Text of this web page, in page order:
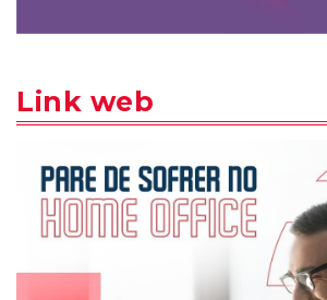
Link web